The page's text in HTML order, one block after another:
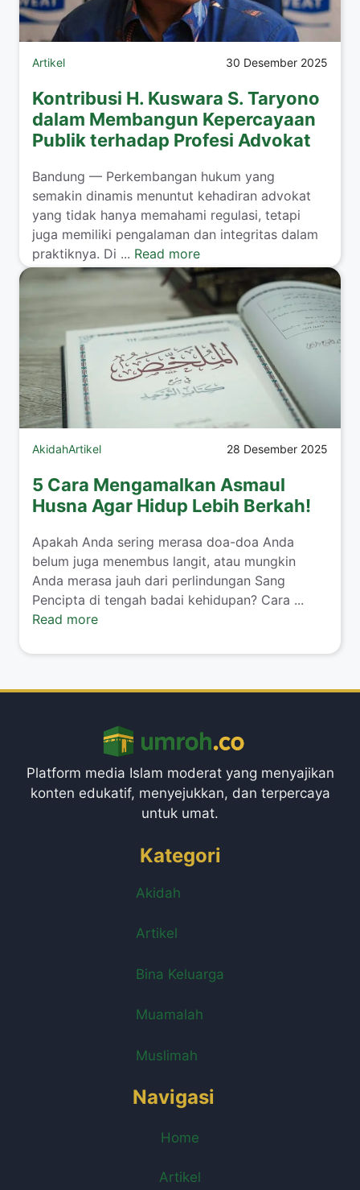
Artikel 30 Desember 2025
Kontribusi H. Kuswara S. Taryono
dalam Membangun Kepercayaan
Publik terhadap Profesi Advokat
Bandung — Perkembangan hukum yang
semakin dinamis menuntut kehadiran advokat
yang tidak hanya memahami regulasi, tetapi
juga memiliki pengalaman dan integritas dalam
praktiknya. Di ... Read more
AkidahArtikel 28 Desember 2025
5 Cara Mengamalkan Asmaul
Husna Agar Hidup Lebih Berkah!
Apakah Anda sering merasa doa-doa Anda
belum juga menembus langit, atau mungkin
Anda merasa jauh dari perlindungan Sang
Pencipta di tengah badai kehidupan? Cara ...
Read more
Platform media Islam moderat yang menyajikan
konten edukatif, menyejukkan, dan terpercaya
untuk umat.
Kategori
Akidah
Artikel
Bina Keluarga
Muamalah
Muslimah
Navigasi
Home
Artikel